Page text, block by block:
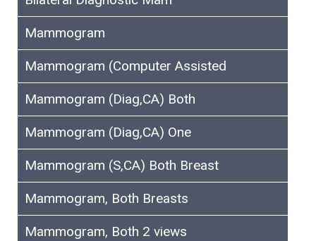
Mammogram
Mammogram (Computer Assisted
Mammogram (Diag,CA) Both
Mammogram (Diag,CA) One
Mammogram (S,CA) Both Breast
Mammogram, Both Breasts
Mammogram, Both 2 views